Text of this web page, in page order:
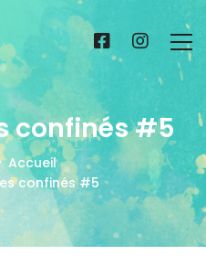
confinés #5
Accueil
confinés #5